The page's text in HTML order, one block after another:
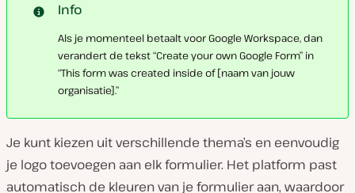
Info
Als je momenteel betaalt voor Google Workspace, dan
verandert de tekst “Create your own Google Form” in
“This form was created inside of [naam van jouw
organisatie].”
Je kunt kiezen uit verschillende thema’s en eenvoudig
je logo toevoegen aan elk formulier. Het platform past
automatisch de kleuren van je formulier aan, waardoor